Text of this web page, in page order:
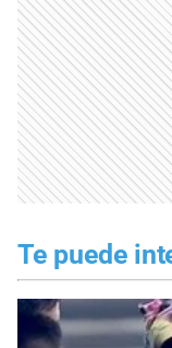
Te puede